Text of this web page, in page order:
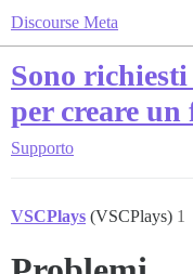
Discourse Meta
Sono
per creare un
Supporto
VSCPlays (VSCPlays) 1